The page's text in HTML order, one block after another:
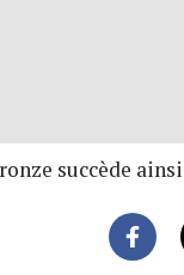
succède